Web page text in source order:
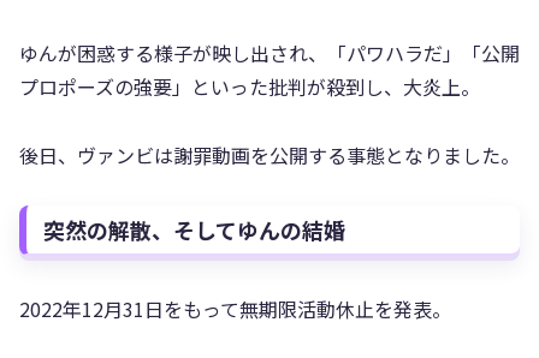
ゆんが困惑する様子が映し出され、「パワハラだ」「公開
プロポーズの強要」といった批判が殺到し、大炎上。
後日、ヴァンビは謝罪動画を公開する事態となりました。
突然の解散、そしてゆんの結婚
2022年12月31日をもって無期限活動休止を発表。